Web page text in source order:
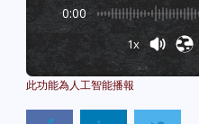
0:00
1x